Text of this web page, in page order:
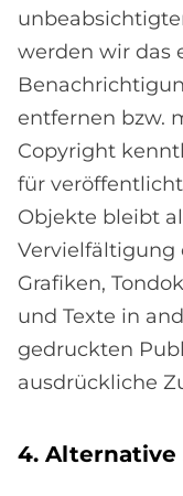
werden wir das
entfernen bzw.
Copyright
für
Objekte bleibt
Vervielfältigung
Grafiken,
und Texte in
gedruckten
ausdrückliche
4.